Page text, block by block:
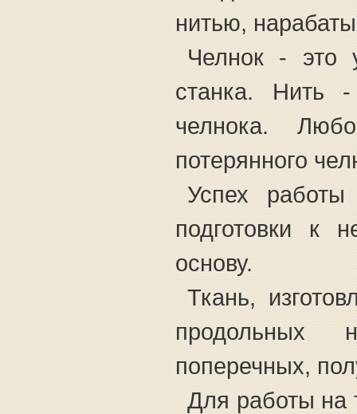
нитью,
Челнок - это
станка. Нить
челнока.
потерянного
Успех
подготовки к
основу.
Ткань,
продольных
поперечных,
Для работы на